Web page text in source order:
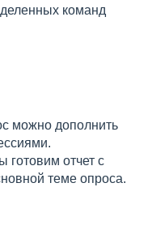
команд
можно дополнить
готовим отчет с
теме опроса.